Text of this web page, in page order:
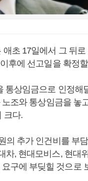
초 17일에서 그 뒤
후에 선고일을 확정
상임금으로 인정해
조와 통상임금을 놓
크다.
의 추가 인건비를 부
, 현대모비스, 현대
구에 부딪힐 것으로